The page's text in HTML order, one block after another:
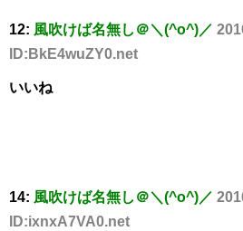
12: 風吹けば名無し＠＼(^o^)／
ID:BkE4wuZY0.net
いいね
14: 風吹けば名無し＠＼(^o^)／
ID:ixnxA7VA0.net